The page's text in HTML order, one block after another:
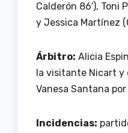
Calderón 86′), Toni
y Jessica Martínez
Árbitro: Alicia
la visitante Nicart y
Vanesa Santana
Incidencias: